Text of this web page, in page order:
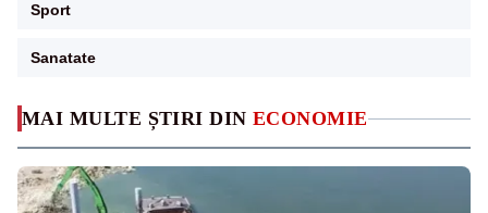
MAI MULTE ȘTIRI DIN ECONOMIE
Sport
Sanatate